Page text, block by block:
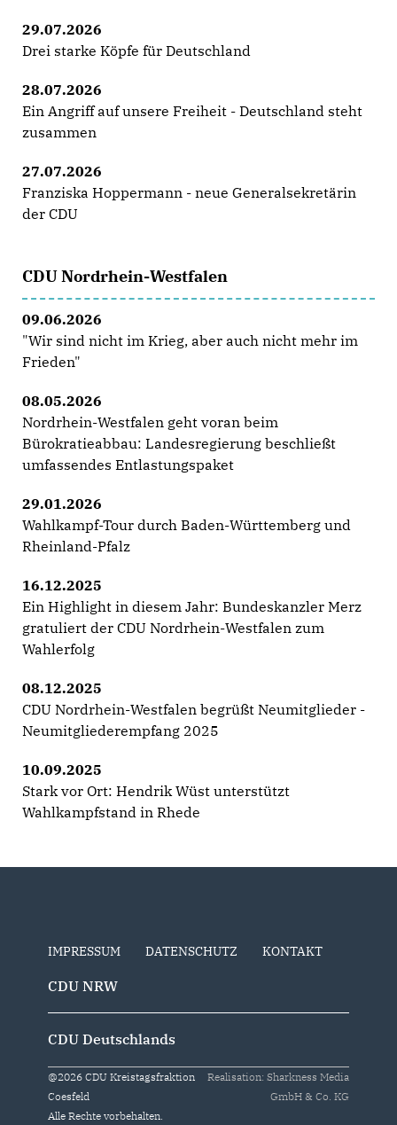
29.07.2026
Drei starke Köpfe für Deutschland
28.07.2026
Ein Angriff auf unsere Freiheit - Deutschland steht
zusammen
27.07.2026
Franziska Hoppermann - neue Generalsekretärin
der CDU
CDU Nordrhein-Westfalen
09.06.2026
"Wir sind nicht im Krieg, aber auch nicht mehr im
Frieden"
08.05.2026
Nordrhein-Westfalen geht voran beim
Bürokratieabbau: Landesregierung beschließt
umfassendes Entlastungspaket
29.01.2026
Wahlkampf-Tour durch Baden-Württemberg und
Rheinland-Pfalz
16.12.2025
Ein Highlight in diesem Jahr: Bundeskanzler Merz
gratuliert der CDU Nordrhein-Westfalen zum
Wahlerfolg
08.12.2025
CDU Nordrhein-Westfalen begrüßt Neumitglieder -
Neumitgliederempfang 2025
10.09.2025
Stark vor Ort: Hendrik Wüst unterstützt
Wahlkampfstand in Rhede
IMPRESSUM DATENSCHUTZ KONTAKT
CDU NRW
CDU Deutschlands
@2026 CDU Kreistagsfraktion
Coesfeld
Alle Rechte vorbehalten.
Realisation: Sharkness Media
GmbH & Co. KG